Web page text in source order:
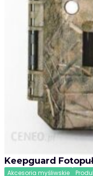
Keepguard
Akcesoria myśliwskie